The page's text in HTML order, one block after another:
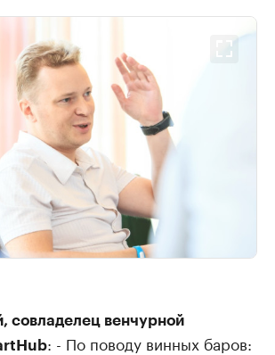
совладелец венчурной
: - По поводу винных баров: